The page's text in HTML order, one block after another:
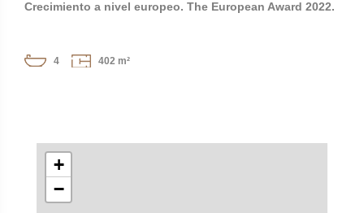
Crecimiento a nivel europeo. The European Award 2022.
4 402 m²
+
−